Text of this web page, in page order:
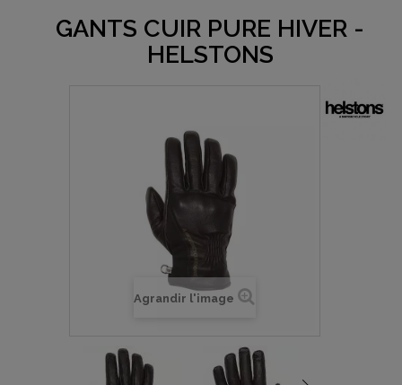
GANTS CUIR PURE HIVER -
HELSTONS
Agrandir l'image